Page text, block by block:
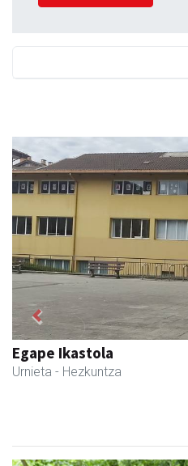
Osane belar eta eko denda
Urnieta - Akupuntura
Previous